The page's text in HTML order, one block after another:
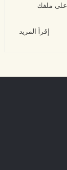
ملفك
إقرأ المزيد